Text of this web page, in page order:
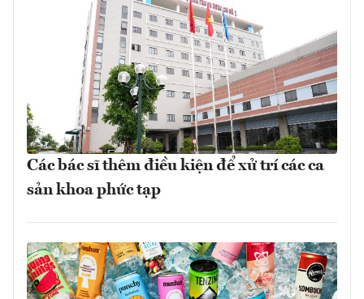
Các bác sĩ thêm điều kiện để xử trí các ca
sản khoa phức tạp